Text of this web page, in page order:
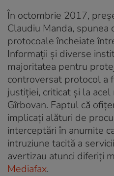
În octombrie 2017,
Claudiu Manda, spunea
protocoale încheiate
Informații și diverse
majoritatea pentru
controversat protocol a
justiției, criticat și la
Gîrbovan. Faptul că
implicați alături de
interceptări în anumite
intruziune tacită a
avertizau atunci diferiți
Mediafax.